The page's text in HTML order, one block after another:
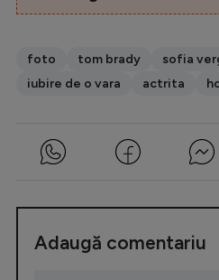
foto tom brady sofia
iubire de o vara
actrita
Adaugă comentariu